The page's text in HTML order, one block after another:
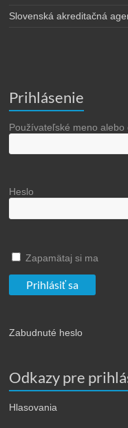
Slovenská akreditačná
Prihlásenie
Používateľské meno alebo
Heslo
Zapamätaj si ma
Zabudnuté heslo
Odkazy pre
Hlasovania